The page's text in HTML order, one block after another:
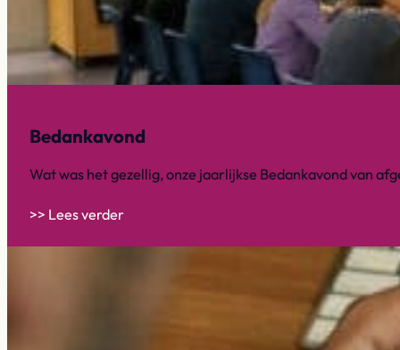
Bedankavond
Wat was het gezellig, onze jaarlijkse Bedankavond van
>> Lees verder